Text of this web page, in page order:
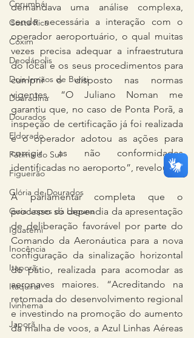
Corumbá
Costa Rica
Coxim
Deodápolis
Dois Irmãos de Buriti
Douradina
Dourados
Eldorado
Fátima do Sul
Figueirão
Glória de Dourados
Guia Lopes da Laguna
Iguatemi
Inocência
Itaporã
Itaquiraí
Ivinhema
Japorã
demandava uma análise complexa,
sendo necessária a interação com o
operador aeroportuário, o qual muitas
vezes precisa adequar a infraestrutura
do local e os seus procedimentos para
cumprir o disposto nas normas
vigentes. “O Juliano Noman me
garantiu que, no caso de Ponta Porã, a
inspeção de certificação já foi realizada
e o operador adotou as ações para
corrigir as não conformidades
identificadas no aeroporto”, revelou.
A parlamentar completa que o
processo só dependia da apresentação
de deliberação favorável por parte do
Comando da Aeronáutica para a nova
configuração da sinalização horizontal
do pátio, realizada para acomodar as
aeronaves maiores. “Acreditando na
retomada do desenvolvimento regional
e investindo na promoção do aumento
da malha de voos, a Azul Linhas Aéreas